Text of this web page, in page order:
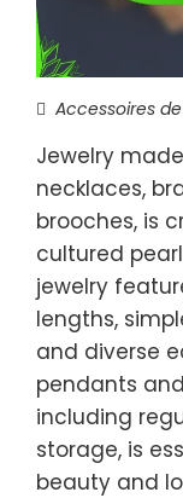
Accessoires
Jewelry
necklaces,
brooches, is
cultured
jewelry
lengths,
and diverse
pendants
including
storage, is
beauty and